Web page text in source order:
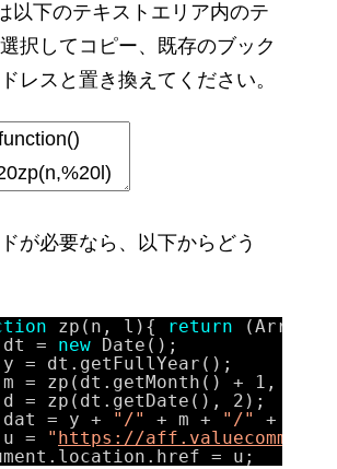
以下のテキストエリア内のテ
択してコピー、既存のブック
レスと置き換えてください。
が必要なら、以下からどう
zp(n, l){ return
dt = new Date();
y = dt.getFullYear();
m = zp(dt.getMonth() + 1, 2);
d = zp(dt.getDate(), 2);
dat = y + "/" + m + "/"
+ d;
u = " https://
= u;